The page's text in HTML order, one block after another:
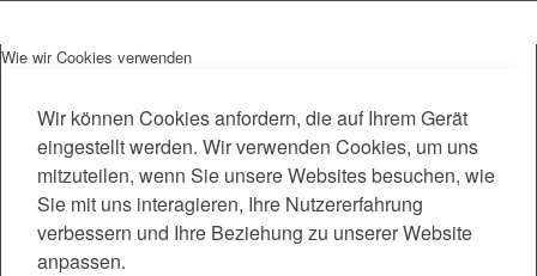
Wie wir Cookies verwenden
Wir können Cookies anfordern, die auf Ihrem Gerät
eingestellt werden. Wir verwenden Cookies, um uns
mitzuteilen, wenn Sie unsere Websites besuchen, wie
Sie mit uns interagieren, Ihre Nutzererfahrung
verbessern und Ihre Beziehung zu unserer Website
anpassen.